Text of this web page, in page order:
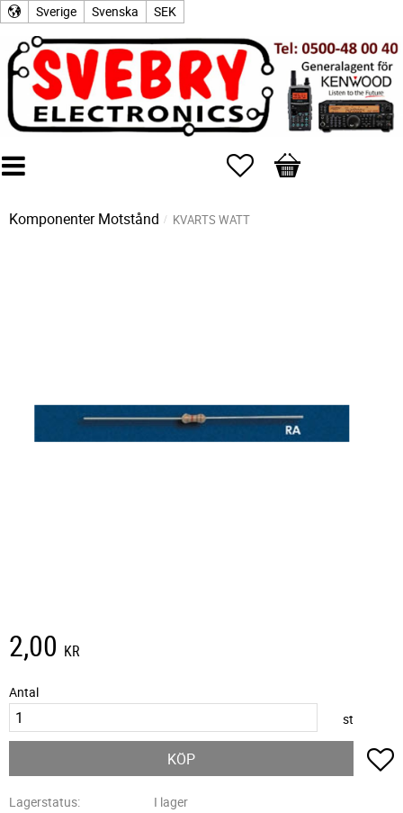
Sverige Svenska SEK
Favoriter
Kundvagn
Komponenter Motstånd KVARTS WATT
2,00 KR
Antal
st
KÖP
Lagerstatus
I lager